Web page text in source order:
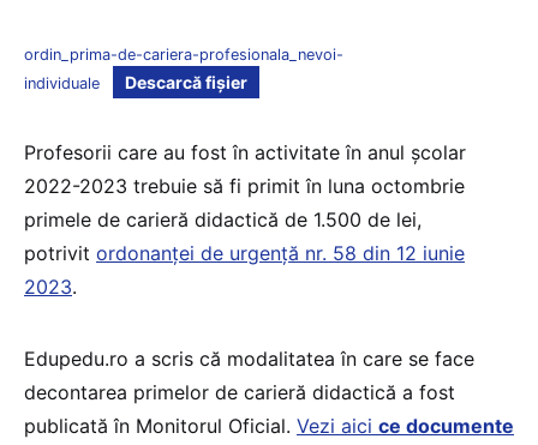
ordin_prima-de-cariera-profesionala_nevoi-
individuale
Descarcă fișier
Profesorii care au fost în activitate în anul școlar
2022-2023 trebuie să fi primit în luna octombrie
primele de carieră didactică de 1.500 de lei,
potrivit ordonanței de urgență nr. 58 din 12 iunie
2023.
Edupedu.ro a scris că modalitatea în care se face
decontarea primelor de carieră didactică a fost
publicată în Monitorul Oficial. Vezi aici ce documente